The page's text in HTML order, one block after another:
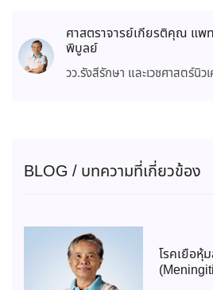
ศาสตราจารย์เกียรติคุณ แ
พิบูลย์
วว.รังสีรักษา และเวชศาสตร์นิว
BLOG / บทความที่เกี่ยวข้อง
โรคเยื่อหุ้